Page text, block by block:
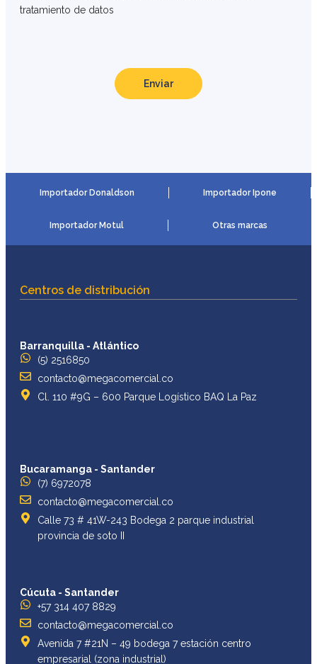
tratamiento de datos
Enviar
Importador Donaldson Importador Ipone
Importador Motul Otras marcas
Centros de distribución
Barranquilla - Atlántico
(5) 2516850
contacto@megacomercial.co
Cl. 110 #9G – 600 Parque Logístico BAQ La Paz
Bucaramanga - Santander
(7) 6972078
contacto@megacomercial.co
Calle 73 # 41W-243 Bodega 2 parque industrial
provincia de soto II
Cúcuta - Santander
+57 314 407 8829
contacto@megacomercial.co
Avenida 7 #21N – 49 bodega 7 estación centro
empresarial (zona industrial)